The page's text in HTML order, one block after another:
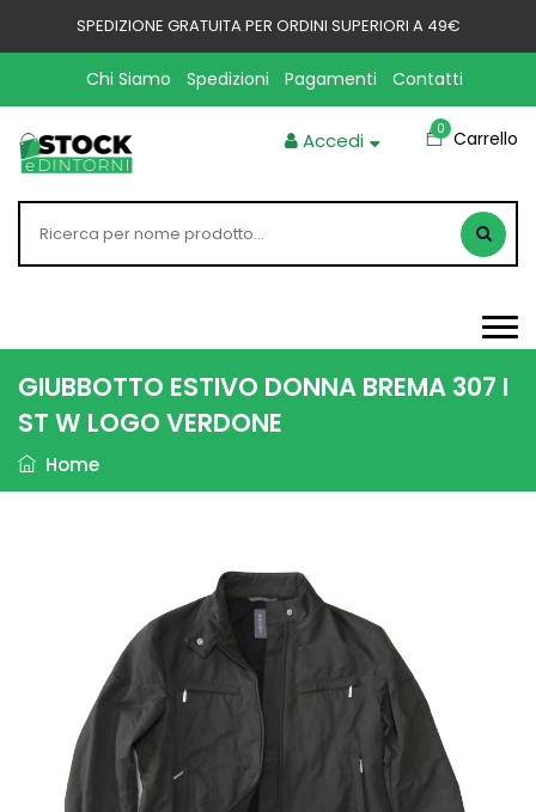
SPEDIZIONE GRATUITA PER ORDINI SUPERIORI A 49€
Chi Siamo Spedizioni Pagamenti Contatti
Accedi Carrello
0
GIUBBOTTO ESTIVO DONNA BREMA 307 I
ST W LOGO VERDONE
Home